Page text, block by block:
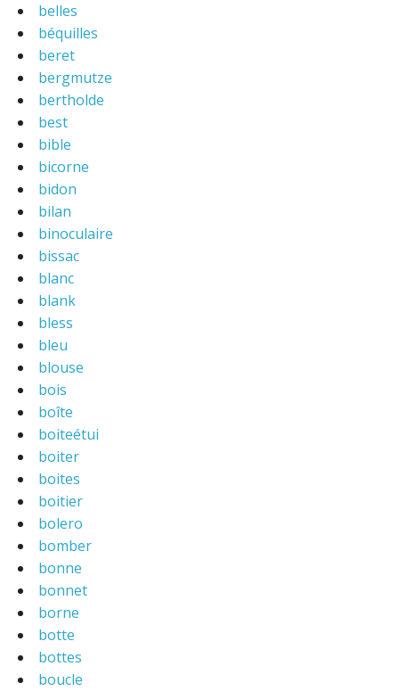
belles
béquilles
beret
bergmutze
bertholde
best
bible
bicorne
bidon
bilan
binoculaire
bissac
blanc
blank
bless
bleu
blouse
bois
boîte
boiteétui
boiter
boites
boitier
bolero
bomber
bonne
bonnet
borne
botte
bottes
boucle